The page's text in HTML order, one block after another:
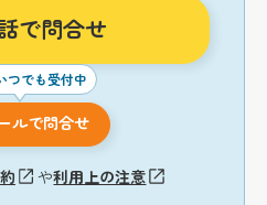
で問合せ
つでも受付中
ルで問合せ
や利用上の注意